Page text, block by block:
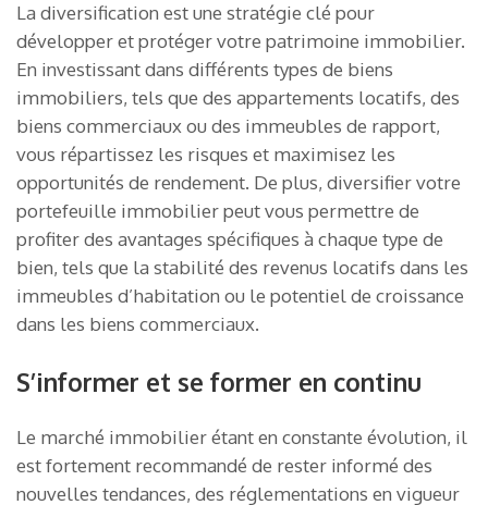
La diversification est une stratégie clé pour
développer et protéger votre patrimoine immobilier.
En investissant dans différents types de biens
immobiliers, tels que des appartements locatifs, des
biens commerciaux ou des immeubles de rapport,
vous répartissez les risques et maximisez les
opportunités de rendement. De plus, diversifier votre
portefeuille immobilier peut vous permettre de
profiter des avantages spécifiques à chaque type de
bien, tels que la stabilité des revenus locatifs dans les
immeubles d’habitation ou le potentiel de croissance
dans les biens commerciaux.
S’informer et se former en continu
Le marché immobilier étant en constante évolution, il
est fortement recommandé de rester informé des
nouvelles tendances, des réglementations en vigueur